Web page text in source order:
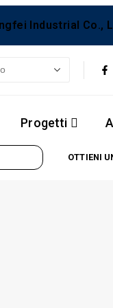
Industrial Co.,
Progetti
OTTIENI